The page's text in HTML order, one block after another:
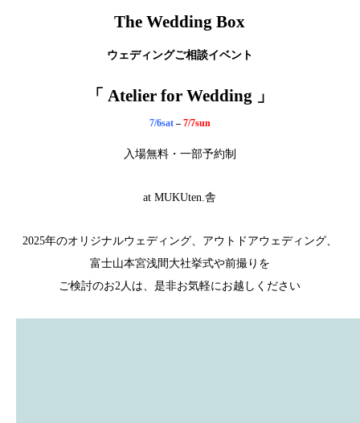
The Wedding Box
ウェディングご相談イベント
「 Atelier for Wedding 」
7/6sat – 7/7sun
入場無料・一部予約制
at MUKUten.舎
2025年のオリジナルウェディング、アウトドアウェディング、
富士山本宮浅間大社挙式や前撮りを
ご検討のお2人は、是非お気軽にお越しください